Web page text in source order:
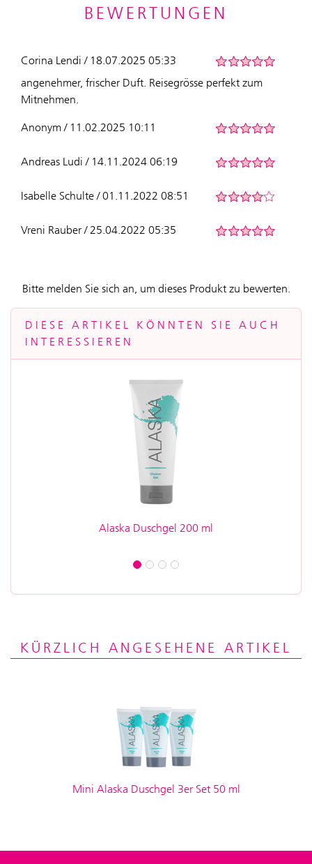
BEWERTUNGEN
Corina Lendi / 18.07.2025 05:33
angenehmer, frischer Duft. Reisegrösse perfekt zum
Mitnehmen.
Anonym / 11.02.2025 10:11
Andreas Ludi / 14.11.2024 06:19
Isabelle Schulte / 01.11.2022 08:51
Vreni Rauber / 25.04.2022 05:35
Bitte melden Sie sich an, um dieses Produkt zu bewerten.
DIESE ARTIKEL KÖNNTEN SIE AUCH
INTERESSIEREN
Alaska Duschgel 200 ml
KÜRZLICH ANGESEHENE ARTIKEL
Mini Alaska Duschgel 3er Set 50 ml